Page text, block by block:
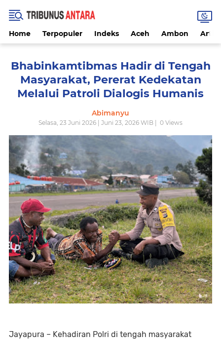
Home Terpopuler Indeks Aceh Ambon
Bhabinkamtibmas Hadir di Tengah
Masyarakat, Pererat Kedekatan
Melalui Patroli Dialogis Humanis
Abimanyu
Selasa, 23 Juni 2026 | Juni 23, 2026 WIB | 0 Views
Jayapura – Kehadiran Polri di tengah masyarakat